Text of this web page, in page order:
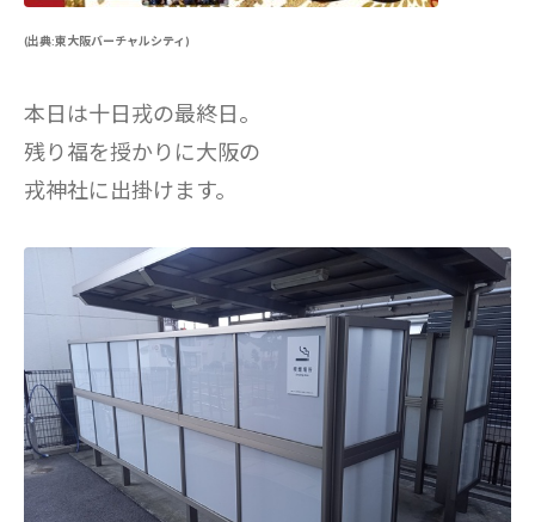
(出典:東大阪バーチャルシティ)
本日は十日戎の最終日。
残り福を授かりに大阪の
戎神社に出掛けます。